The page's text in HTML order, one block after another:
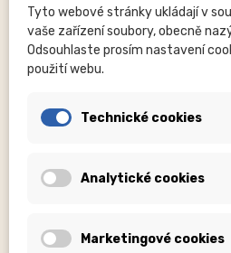
Doplněk 70232 Tectal Race
Tyto webové stránky ukládají v
vaše zařízení soubory, obecně
Odsouhlaste prosím nastavení
použití webu.
Technické cookies
Analytické cookies
Marketingové cookies